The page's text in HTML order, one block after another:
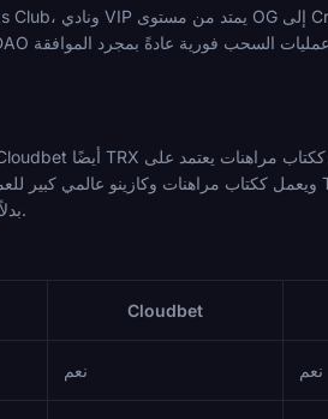
الأموال (rakeback) بدلاً من مكافأة ترحيب تقليدية، مع عدم وجود متطلبات دوران أو لعب لذلك النموذج.
Cloudbet
نعم نعم